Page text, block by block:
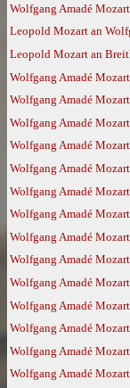
Wolfgang Amadé
Leopold Mozart an
Leopold Mozart an
Wolfgang Amadé
Wolfgang Amadé
Wolfgang Amadé
Wolfgang Amadé
Wolfgang Amadé
Wolfgang Amadé
Wolfgang Amadé
Wolfgang Amadé
Wolfgang Amadé
Wolfgang Amadé
Wolfgang Amadé
Wolfgang Amadé
Wolfgang Amadé
Wolfgang Amadé